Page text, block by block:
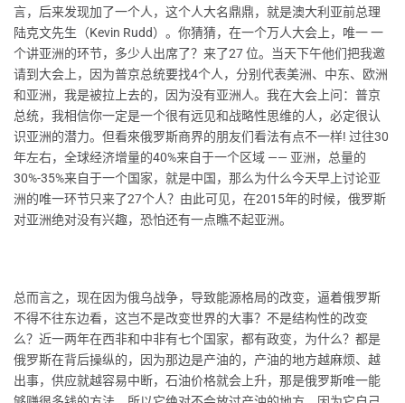
言，后来发现加了一个人，这个人大名鼎鼎，就是澳大利亚前总理
陆克文先生（Kevin Rudd）。你猜猜，在一个万人大会上，唯一 一
个讲亚洲的环节，多少人出席了？来了27 位。当天下午他们把我邀
请到大会上，因为普京总统要找4个人，分别代表美洲、中东、欧洲
和亚洲，我是被拉上去的，因为没有亚洲人。我在大会上问：普京
总统，我相信你一定是一个很有远见和战略性思维的人，必定很认
识亚洲的潜力。但看來俄罗斯商界的朋友们看法有点不一样! 过往30
年左右，全球经济增量的40%来自于一个区域 —— 亚洲，总量的
30%-35%来自于一个国家，就是中国，那么为什么今天早上讨论亚
洲的唯一环节只来了27个人？由此可见，在2015年的时候，俄罗斯
对亚洲绝对没有兴趣，恐怕还有一点瞧不起亚洲。
总而言之，现在因为俄乌战争，导致能源格局的改变，逼着俄罗斯
不得不往东边看，这岂不是改变世界的大事？不是结构性的改变
么？近一两年在西非和中非有七个国家，都有政变，为什么？都是
俄罗斯在背后操纵的，因为那边是产油的，产油的地方越麻烦、越
出事，供应就越容易中断，石油价格就会上升，那是俄罗斯唯一能